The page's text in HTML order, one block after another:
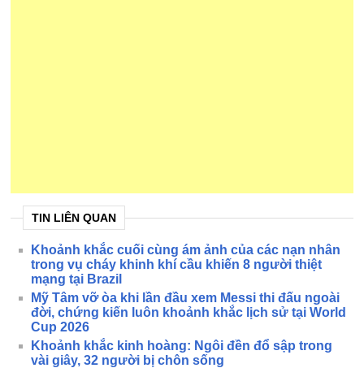
TIN LIÊN QUAN
Khoảnh khắc cuối cùng ám ảnh của các nạn nhân
trong vụ cháy khinh khí cầu khiến 8 người thiệt
mạng tại Brazil
Mỹ Tâm vỡ òa khi lần đầu xem Messi thi đấu ngoài
đời, chứng kiến luôn khoảnh khắc lịch sử tại World
Cup 2026
Khoảnh khắc kinh hoàng: Ngôi đền đổ sập trong
vài giây, 32 người bị chôn sống